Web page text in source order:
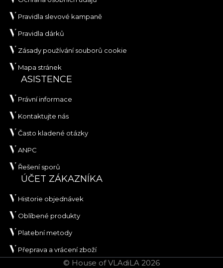
Pravidla slevové kampaně
Pravidla dárků
Zásady používání souborů cookie
Mapa stránek
ASISTENCE
Právní informace
Kontaktujte nás
Často kladené otázky
ANPC
Řešení sporů
ÚČET ZÁKAZNÍKA
Historie objednávek
Oblíbené produkty
Platební metody
Přeprava a vrácení zboží
© House of VLAdiLA 2026